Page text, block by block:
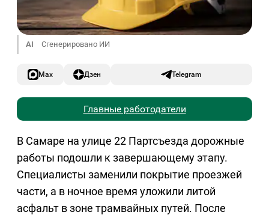
AI Сгенерировано ИИ
Max Дзен Telegram
Главные работодатели
В Самаре на улице 22 Партсъезда дорожные
работы подошли к завершающему этапу.
Специалисты заменили покрытие проезжей
части, а в ночное время уложили литой
асфальт в зоне трамвайных путей. После